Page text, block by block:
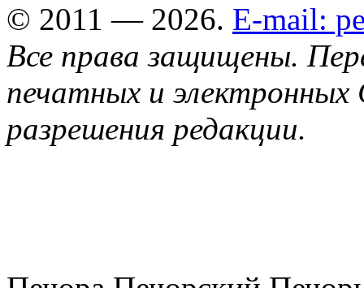
© 2011 — 2026. E-mail:
Все права защищены.
печатных и
разрешения редакции.